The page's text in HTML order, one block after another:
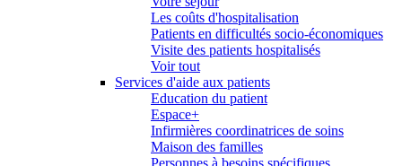
Les coûts d'hospitalisation
Patients en difficultés socio-économiques
Visite des patients hospitalisés
Voir tout
Services d'aide aux patients
Education du patient
Espace+
Infirmières coordinatrices de soins
Maison des familles